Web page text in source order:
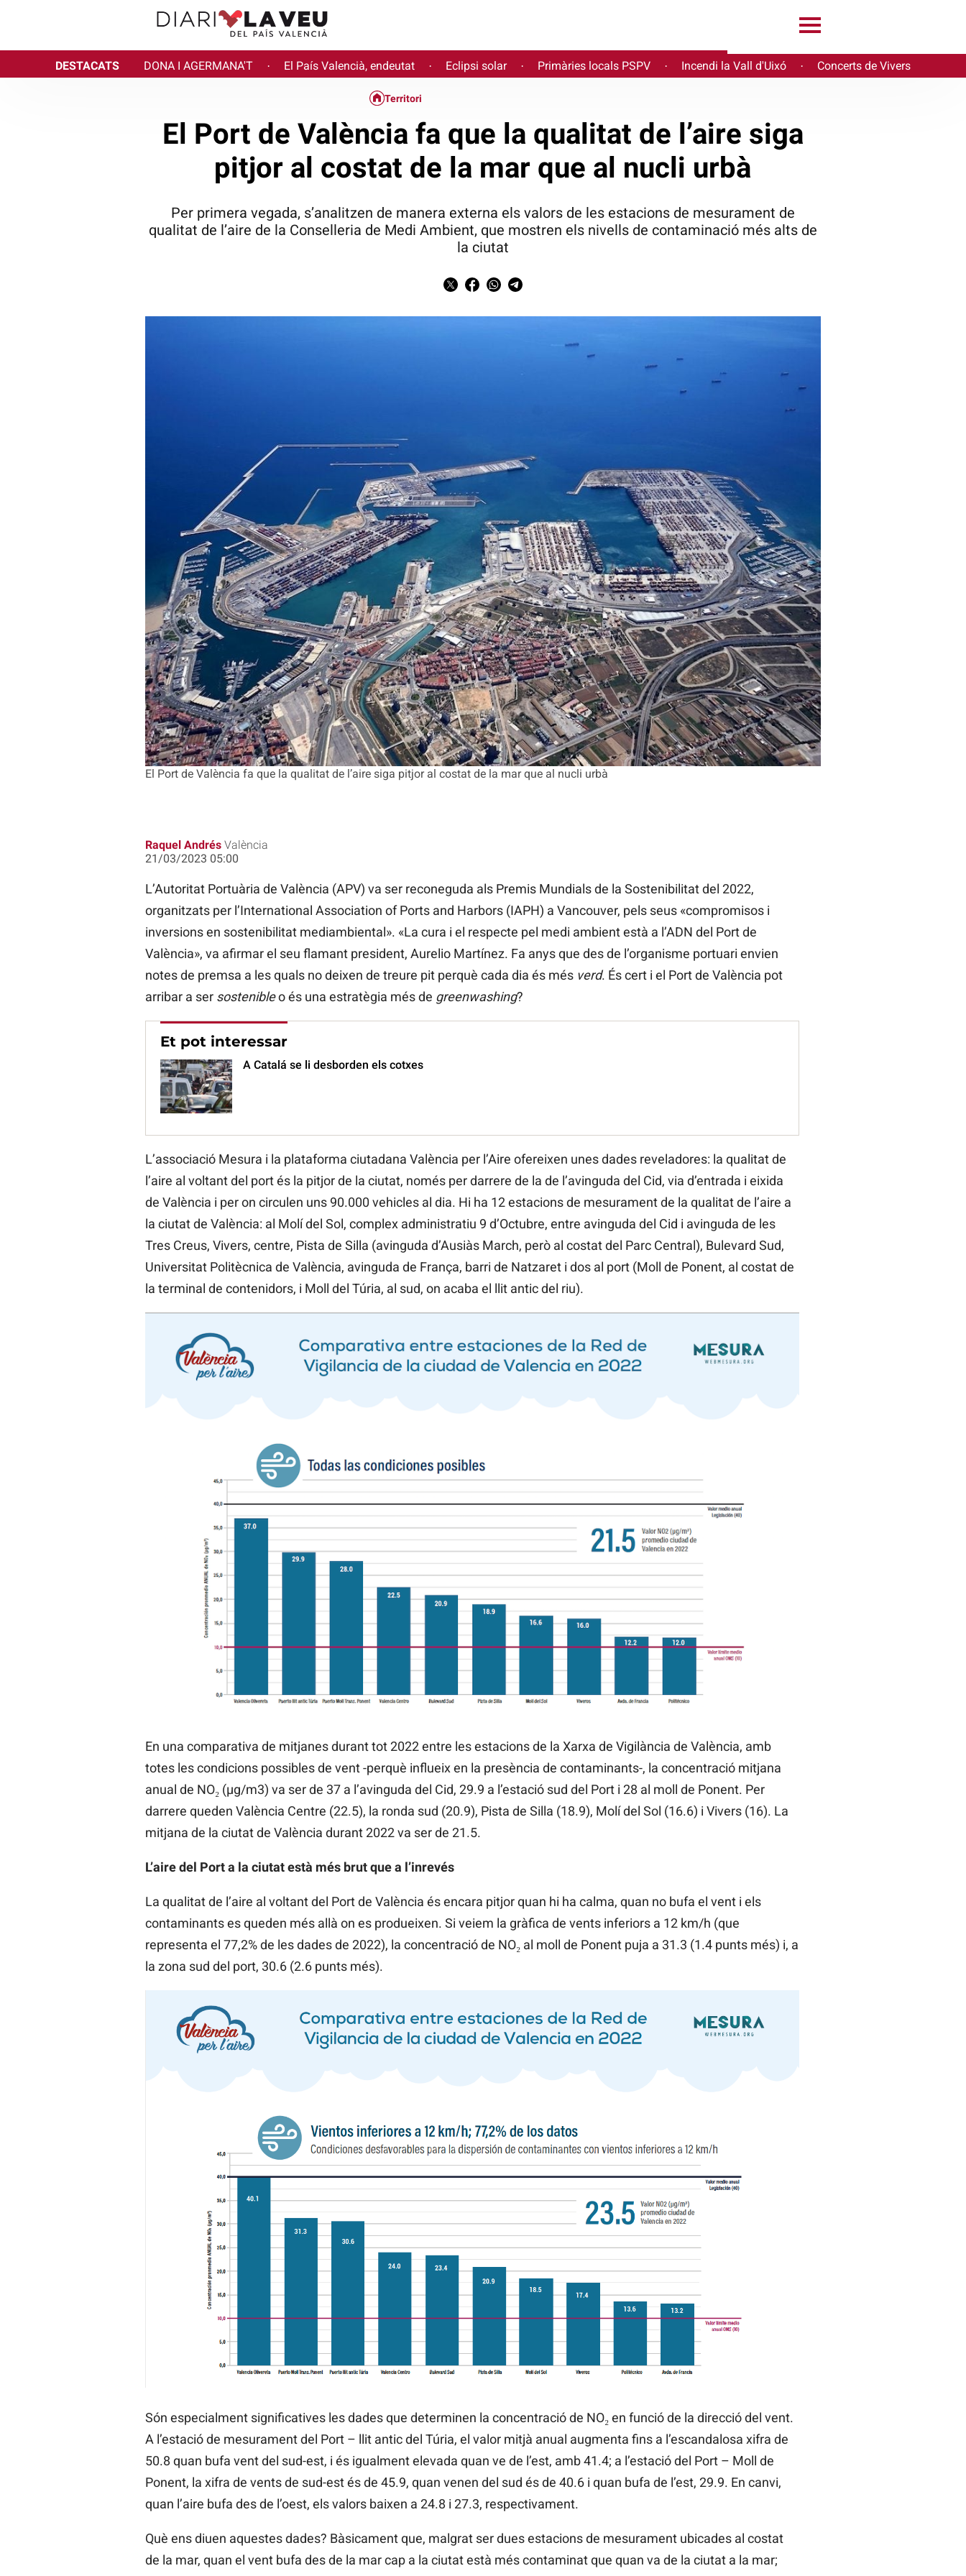
DESTACATS DONA I AGERMANA'T · El País Valencià, endeutat · Eclipsi solar · Primàries locals PSPV · Incendi la Vall d'Uixó · Concerts de Vivers
El Port de València fa que la qualitat de l’aire siga pitjor al costat de la mar que al nucli urbà
Territori
El Port de València fa que la qualitat de l’aire siga
pitjor al costat de la mar que al nucli urbà
Per primera vegada, s’analitzen de manera externa els valors de les estacions de mesurament de
qualitat de l’aire de la Conselleria de Medi Ambient, que mostren els nivells de contaminació més alts de
la ciutat
Raquel Andrés València
21/03/2023 05:00
L’Autoritat Portuària de València (APV) va ser reconeguda als Premis Mundials de la Sostenibilitat del 2022,
organitzats per l’International Association of Ports and Harbors (IAPH) a Vancouver, pels seus «compromisos i
inversions en sostenibilitat mediambiental». «La cura i el respecte pel medi ambient està a l’ADN del Port de
València», va afirmar el seu flamant president, Aurelio Martínez. Fa anys que des de l’organisme portuari envien
notes de premsa a les quals no deixen de treure pit perquè cada dia és més verd. És cert i el Port de València pot
arribar a ser sostenibleo és una estratègia més de greenwashing?
Et pot interessar
A Catalá se li desborden els cotxes
L’associació Mesura i la plataforma ciutadana València per l’Aire ofereixen unes dades reveladores: la qualitat de
l’aire al voltant del port és la pitjor de la ciutat, només per darrere de la de l’avinguda del Cid, via d’entrada i eixida
de València i per on circulen uns 90.000 vehicles al dia. Hi ha 12 estacions de mesurament de la qualitat de l’aire a
la ciutat de València: al Molí del Sol, complex administratiu 9 d’Octubre, entre avinguda del Cid i avinguda de les
Tres Creus, Vivers, centre, Pista de Silla (avinguda d’Ausiàs March, però al costat del Parc Central), Bulevard Sud,
Universitat Politècnica de València, avinguda de França, barri de Natzaret i dos al port (Moll de Ponent, al costat de
la terminal de contenidors, i Moll del Túria, al sud, on acaba el llit antic del riu).
En una comparativa de mitjanes durant tot 2022 entre les estacions de la Xarxa de Vigilància de València, amb
totes les condicions possibles de vent -perquè influeix en la presència de contaminants-, la concentració mitjana
anual de NO₂ (µg/m3) va ser de 37 a l’avinguda del Cid, 29.9 a l’estació sud del Port i 28 al moll de Ponent. Per
darrere queden València Centre (22.5), la ronda sud (20.9), Pista de Silla (18.9), Molí del Sol (16.6) i Vivers (16). La
mitjana de la ciutat de València durant 2022 va ser de 21.5.
L’aire del Port a la ciutat està més brut que a l’inrevés
La qualitat de l’aire al voltant del Port de València és encara pitjor quan hi ha calma, quan no bufa el vent i els
contaminants es queden més allà on es produeixen. Si veiem la gràfica de vents inferiors a 12 km/h (que
representa el 77,2% de les dades de 2022), la concentració de NO₂ al moll de Ponent puja a 31.3 (1.4 punts més) i, a
la zona sud del port, 30.6 (2.6 punts més).
Són especialment significatives les dades que determinen la concentració de NO₂ en funció de la direcció del vent.
A l’estació de mesurament del Port – llit antic del Túria, el valor mitjà anual augmenta fins a l’escandalosa xifra de
50.8 quan bufa vent del sud-est, i és igualment elevada quan ve de l’est, amb 41.4; a l’estació del Port – Moll de
Ponent, la xifra de vents de sud-est és de 45.9, quan venen del sud és de 40.6 i quan bufa de l’est, 29.9. En canvi,
quan l’aire bufa des de l’oest, els valors baixen a 24.8 i 27.3, respectivament.
Què ens diuen aquestes dades? Bàsicament que, malgrat ser dues estacions de mesurament ubicades al costat
de la mar, quan el vent bufa des de la mar cap a la ciutat està més contaminat que quan va de la ciutat a la mar;